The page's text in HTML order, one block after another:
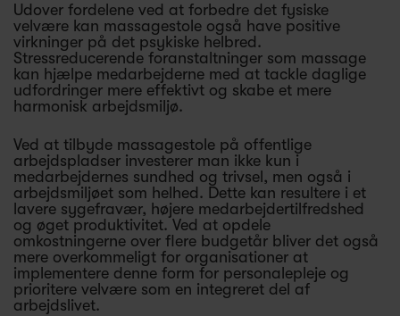
Udover fordelene ved at forbedre det fysiske
velvære kan massagestole også have positive
virkninger på det psykiske helbred.
Stressreducerende foranstaltninger som massage
kan hjælpe medarbejderne med at tackle daglige
udfordringer mere effektivt og skabe et mere
harmonisk arbejdsmiljø.
Ved at tilbyde massagestole på offentlige
arbejdspladser investerer man ikke kun i
medarbejdernes sundhed og trivsel, men også i
arbejdsmiljøet som helhed. Dette kan resultere i et
lavere sygefravær, højere medarbejdertilfredshed
og øget produktivitet. Ved at opdele
omkostningerne over flere budgetår bliver det også
mere overkommeligt for organisationer at
implementere denne form for personalepleje og
prioritere velvære som en integreret del af
arbejdslivet.